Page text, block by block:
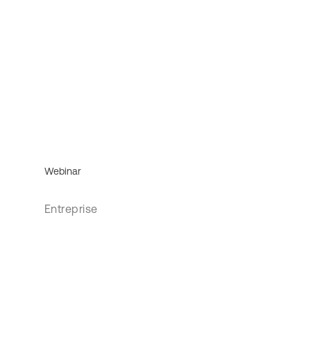
Webinar
Entreprise